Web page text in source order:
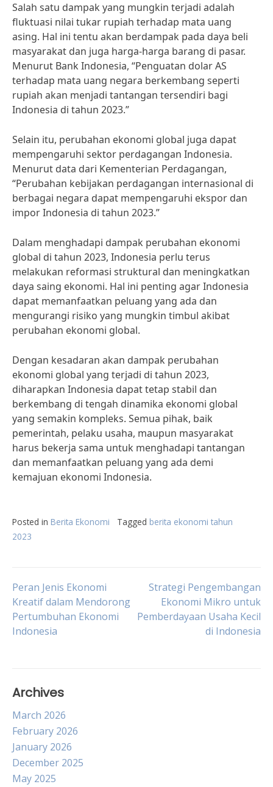
Salah satu dampak yang mungkin terjadi adalah
fluktuasi nilai tukar rupiah terhadap mata uang
asing. Hal ini tentu akan berdampak pada daya beli
masyarakat dan juga harga-harga barang di pasar.
Menurut Bank Indonesia, “Penguatan dolar AS
terhadap mata uang negara berkembang seperti
rupiah akan menjadi tantangan tersendiri bagi
Indonesia di tahun 2023.”
Selain itu, perubahan ekonomi global juga dapat
mempengaruhi sektor perdagangan Indonesia.
Menurut data dari Kementerian Perdagangan,
“Perubahan kebijakan perdagangan internasional di
berbagai negara dapat mempengaruhi ekspor dan
impor Indonesia di tahun 2023.”
Dalam menghadapi dampak perubahan ekonomi
global di tahun 2023, Indonesia perlu terus
melakukan reformasi struktural dan meningkatkan
daya saing ekonomi. Hal ini penting agar Indonesia
dapat memanfaatkan peluang yang ada dan
mengurangi risiko yang mungkin timbul akibat
perubahan ekonomi global.
Dengan kesadaran akan dampak perubahan
ekonomi global yang terjadi di tahun 2023,
diharapkan Indonesia dapat tetap stabil dan
berkembang di tengah dinamika ekonomi global
yang semakin kompleks. Semua pihak, baik
pemerintah, pelaku usaha, maupun masyarakat
harus bekerja sama untuk menghadapi tantangan
dan memanfaatkan peluang yang ada demi
kemajuan ekonomi Indonesia.
Posted in Berita Ekonomi Tagged berita ekonomi tahun
2023
Post
navigation
Peran Jenis Ekonomi
Kreatif dalam Mendorong
Pertumbuhan Ekonomi
Indonesia
Strategi Pengembangan
Ekonomi Mikro untuk
Pemberdayaan Usaha Kecil
di Indonesia
Archives
March 2026
February 2026
January 2026
December 2025
May 2025